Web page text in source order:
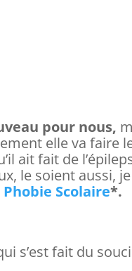
pour nous,
elle va faire
ait fait de
le soient aussi,
Phobie Scolaire*.
s’est fait du